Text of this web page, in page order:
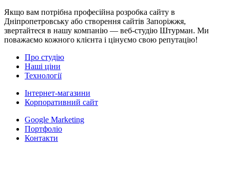
Якщо вам потрібна професійна розробка сайту в
Дніпропетровську або створення сайтів Запоріжжя,
звертайтеся в нашу компанію — веб-студію Штурман. Ми
поважаємо кожного клієнта і цінуємо свою репутацію!
Про студію
Наші ціни
Технології
Інтернет-магазини
Корпоративний сайт
Google Marketing
Портфоліо
Контакти